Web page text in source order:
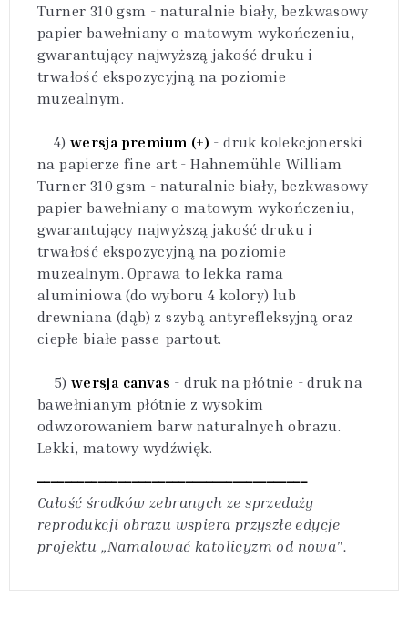
Turner 310 gsm - naturalnie biały, bezkwasowy
papier bawełniany o matowym wykończeniu,
gwarantujący najwyższą jakość druku i
trwałość ekspozycyjną na poziomie
muzealnym.
4) wersja premium (+) - druk kolekcjonerski
na papierze fine art - Hahnemühle William
Turner 310 gsm - naturalnie biały, bezkwasowy
papier bawełniany o matowym wykończeniu,
gwarantujący najwyższą jakość druku i
trwałość ekspozycyjną na poziomie
muzealnym. Oprawa to lekka rama
aluminiowa (do wyboru 4 kolory) lub
drewniana (dąb) z szybą antyrefleksyjną oraz
ciepłe białe passe-partout.
5) wersja canvas - druk na płótnie - druk na
bawełnianym płótnie z wysokim
odwzorowaniem barw naturalnych obrazu.
Lekki, matowy wydźwięk.
Całość środków zebranych ze sprzedaży
reprodukcji obrazu wspiera przyszłe edycje
projektu „Namalować katolicyzm od nowa".